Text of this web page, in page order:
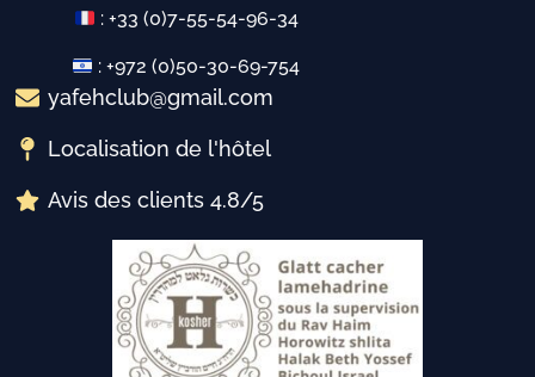
: +33 (0)7-55-54-96-34
: +972 (0)50-30-69-754
yafehclub@gmail.com
Localisation de l'hôtel
Avis des clients 4.8/5